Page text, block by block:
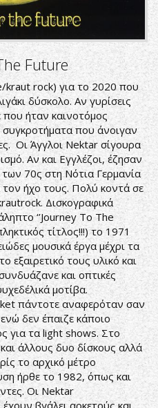
Future
kraut rock) για το 2020 που
δύσκολο. Αν γυρίσεις
ήταν καινοτόμος
που άνοιγαν
Οι Άγγλοι Nektar σίγουρα
Αν και Εγγλέζοι, έζησαν
70ς στη Νότια Γερμανία
ήχο τους. Πολύ κοντά σε
Δισκογραφικά
‘’Journey To The
τίτλος!!!) το 1971
μουσικά έργα μέχρι τα
εξαιρετικό τους υλικό και
και οπτικές
μοτίβα.
πάντοτε αναφερόταν σαν
δεν έπαιζε κάποιο
για τα light shows. Στο
άλλους δυο δίσκους αλλά
το αρχικό μέτρο
ήρθε το 1982, όπως και
Οι Nektar
βγάλει αρκετούς και